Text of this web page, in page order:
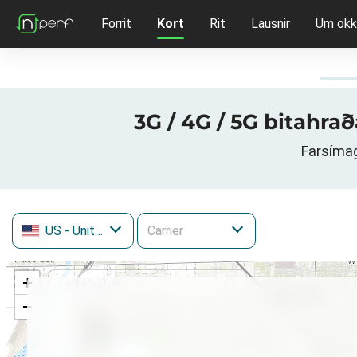
Forrit Kort Rit Lausnir Um
3G / 4G / 5G
US - United States
+
−